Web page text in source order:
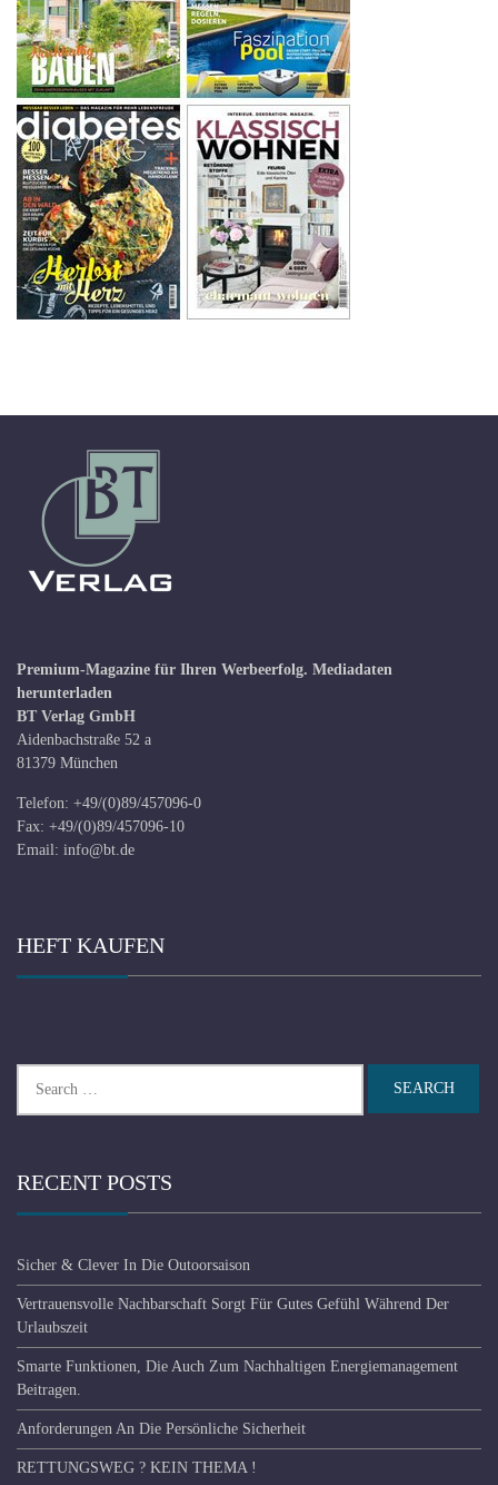
Premium-Magazine für Ihren Werbeerfolg. Mediadaten
herunterladen
BT Verlag GmbH
Aidenbachstraße 52 a
81379 München
Telefon: +49/(0)89/457096-0
Fax: +49/(0)89/457096-10
Email: info@bt.de
HEFT KAUFEN
for:
RECENT POSTS
Sicher & Clever In Die Outoorsaison
Vertrauensvolle Nachbarschaft Sorgt Für Gutes Gefühl Während Der
Urlaubszeit
Smarte Funktionen, Die Auch Zum Nachhaltigen Energiemanagement
Beitragen.
Anforderungen An Die Persönliche Sicherheit
RETTUNGSWEG ? KEIN THEMA !